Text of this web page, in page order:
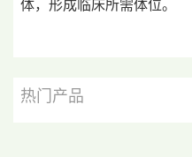
体，形成临床所需体位。
热门产品